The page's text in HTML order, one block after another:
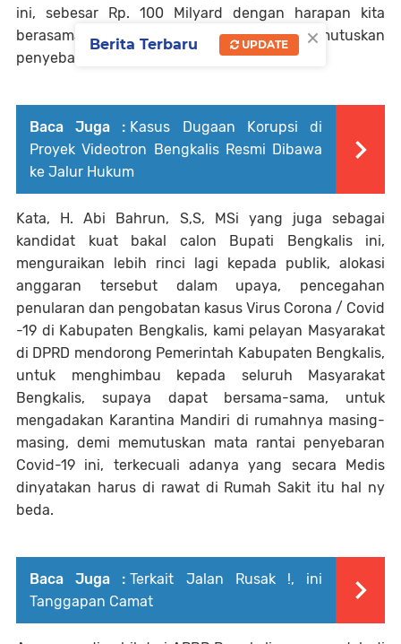
ini, sebesar Rp. 100 Milyard dengan harapan kita
berasama untuk dapat mencegah memutuskan
penyebaran wabah ini.
Baca Juga : Kasus Dugaan Korupsi di
Proyek Videotron Bengkalis Resmi Dibawa
ke Jalur Hukum
Kata, H. Abi Bahrun, S,S, MSi yang juga sebagai
kandidat kuat bakal calon Bupati Bengkalis ini,
menguraikan lebih rinci lagi kepada publik, alokasi
anggaran tersebut dalam upaya, pencegahan
penularan dan pengobatan kasus Virus Corona / Covid
-19 di Kabupaten Bengkalis, kami pelayan Masyarakat
di DPRD mendorong Pemerintah Kabupaten Bengkalis,
untuk menghimbau kepada seluruh Masyarakat
Bengkalis, supaya dapat bersama-sama, untuk
mengadakan Karantina Mandiri di rumahnya masing-
masing, demi memutuskan mata rantai penyebaran
Covid-19 ini, terkecuali adanya yang secara Medis
dinyatakan harus di rawat di Rumah Sakit itu hal ny
beda.
Baca Juga : Terkait Jalan Rusak !, ini
Tanggapan Camat
×
Berita Terbaru UPDATE